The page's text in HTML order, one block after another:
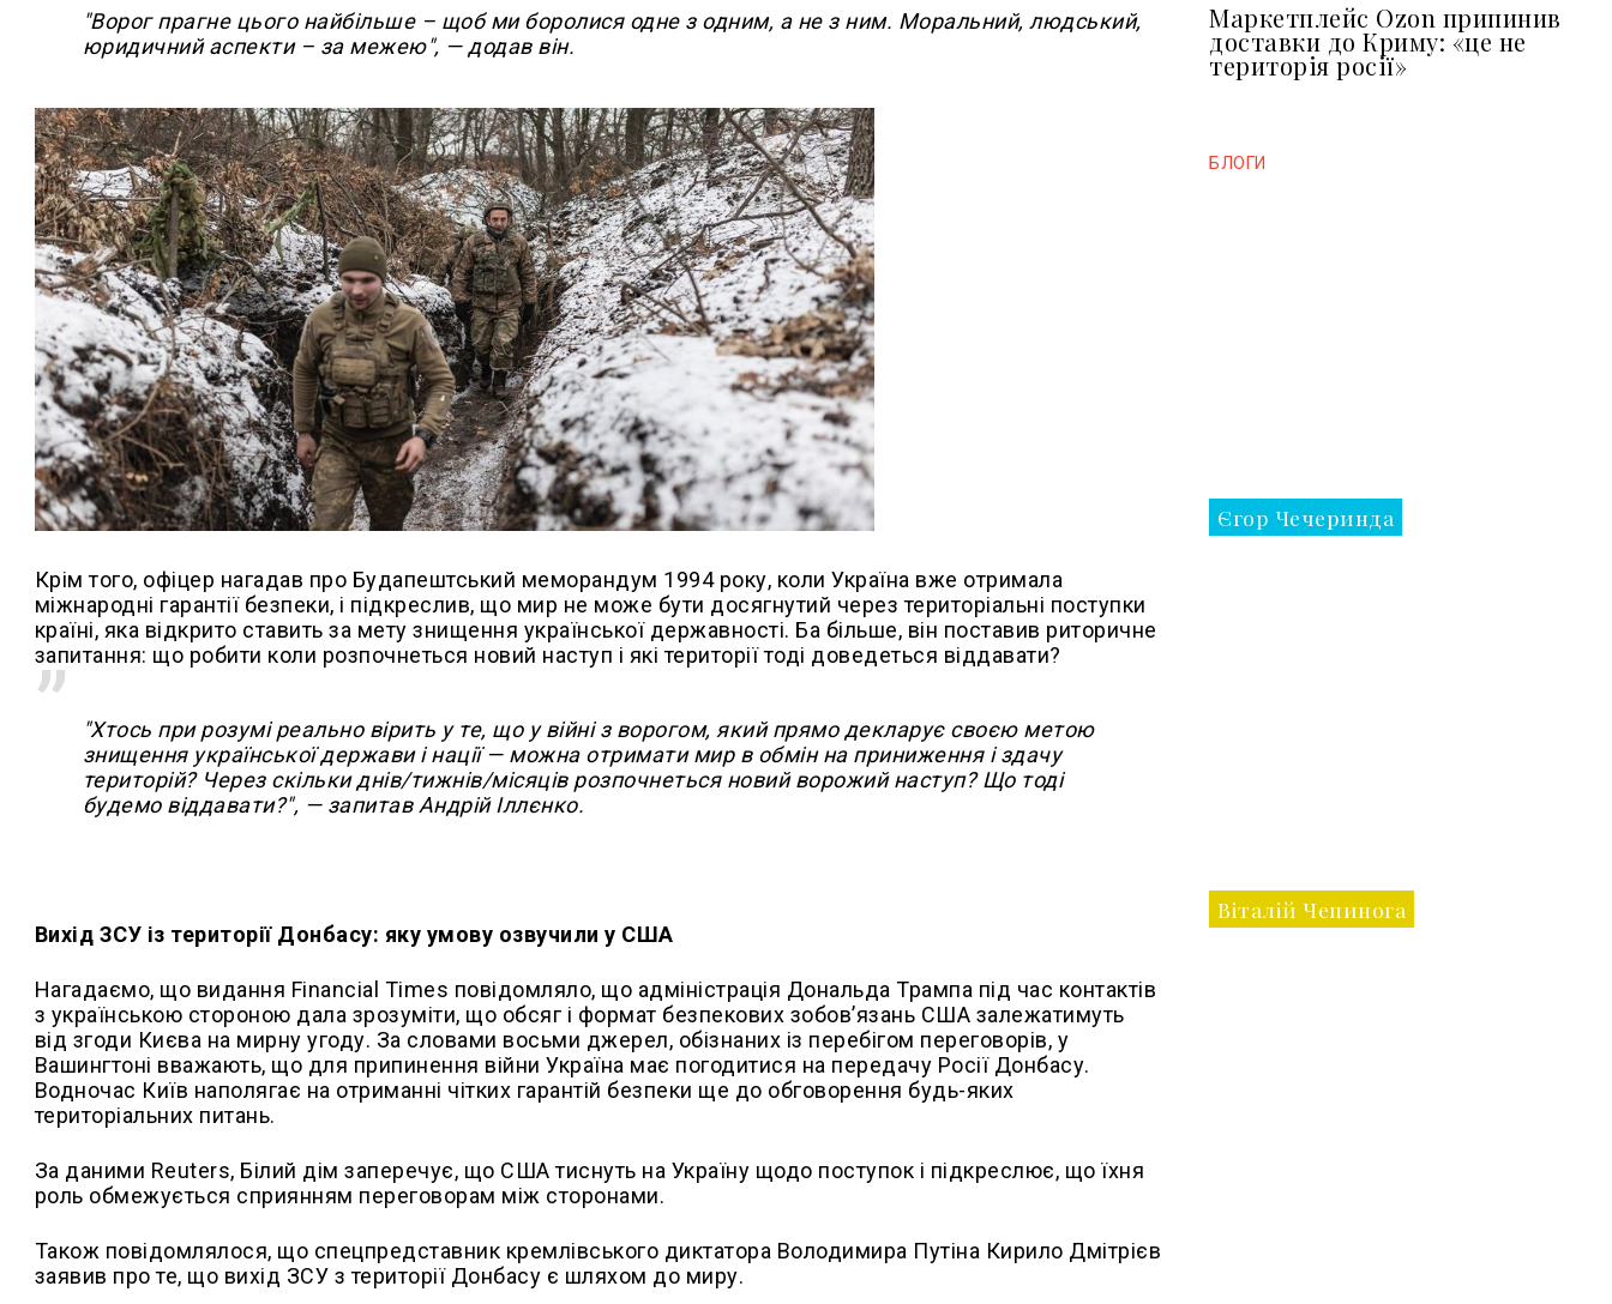
"Ворог прагне цього найбільше – щоб ми боролися одне з одним, а не з ним. Моральний, людський,
юридичний аспекти – за межею", — додав він.
Крім того, офіцер нагадав про Будапештський меморандум 1994 року, коли Україна вже отримала
міжнародні гарантії безпеки, і підкреслив, що мир не може бути досягнутий через територіальні поступки
країні, яка відкрито ставить за мету знищення української державності. Ба більше, він поставив риторичне
запитання: що робити коли розпочнеться новий наступ і які території тоді доведеться віддавати?
"Хтось при розумі реально вірить у те, що у війні з ворогом, який прямо декларує своєю метою
знищення української держави і нації — можна отримати мир в обмін на приниження і здачу
територій? Через скільки днів/тижнів/місяців розпочнеться новий ворожий наступ? Що тоді
будемо віддавати?", — запитав Андрій Іллєнко.
Вихід ЗСУ із території Донбасу: яку умову озвучили у США
Нагадаємо, що видання Financial Times повідомляло, що адміністрація Дональда Трампа під час контактів
з українською стороною дала зрозуміти, що обсяг і формат безпекових зобов’язань США залежатимуть
від згоди Києва на мирну угоду. За словами восьми джерел, обізнаних із перебігом переговорів, у
Вашингтоні вважають, що для припинення війни Україна має погодитися на передачу Росії Донбасу.
Водночас Київ наполягає на отриманні чітких гарантій безпеки ще до обговорення будь-яких
територіальних питань.
За даними Reuters, Білий дім заперечує, що США тиснуть на Україну щодо поступок і підкреслює, що їхня
роль обмежується сприянням переговорам між сторонами.
Також повідомлялося, що спецпредставник кремлівського диктатора Володимира Путіна Кирило Дмітрієв
заявив про те, що вихід ЗСУ з території Донбасу є шляхом до миру.
Маркетплейс Ozon припинив
доставки до Криму: «це не
територія росії»
БЛОГИ
Єгор Чечеринда
Віталій Чепинога